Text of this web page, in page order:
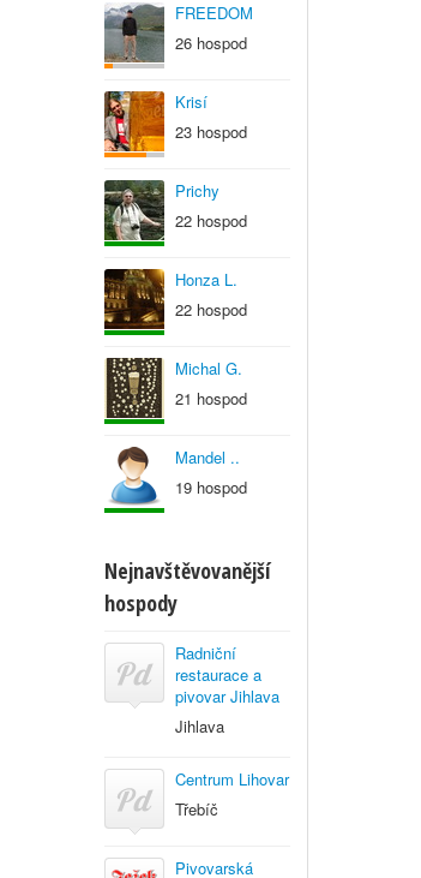
FREEDOM
26 hospod
Krisí
23 hospod
Prichy
22 hospod
Honza L.
22 hospod
Michal G.
21 hospod
Mandel ..
19 hospod
Nejnavštěvovanější
hospody
Radniční
restaurace a
pivovar Jihlava
Jihlava
Centrum Lihovar
Třebíč
Pivovarská